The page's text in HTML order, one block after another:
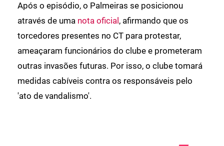
Após o episódio, o Palmeiras se posicionou
através de uma nota oficial , afirmando que os
torcedores presentes no CT para protestar,
ameaçaram funcionários do clube e prometeram
outras invasões futuras. Por isso, o clube tomará
medidas cabíveis contra os responsáveis pelo
'ato de vandalismo'.